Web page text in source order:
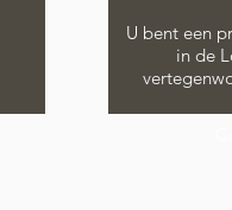
U bent een
in de